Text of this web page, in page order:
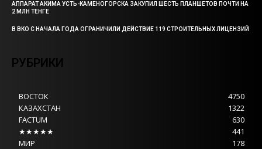
АППАРАТ АКИМА УСТЬ-КАМЕНОГОРСКА ЗАКУПИЛ ШЕСТЬ ПЛАНШЕТОВ ПОЧТИ НА
2 МЛН ТЕНГЕ
В ВКО С НАЧАЛА ГОДА ОГРАНИЧИЛИ ДЕЙСТВИЕ 119 СТРОИТЕЛЬНЫХ ЛИЦЕНЗИЙ
РУБРИКИ
ВОСТОК
4750
КАЗАХСТАН
1322
FACTUM
630
★★★★★
441
МИР
178